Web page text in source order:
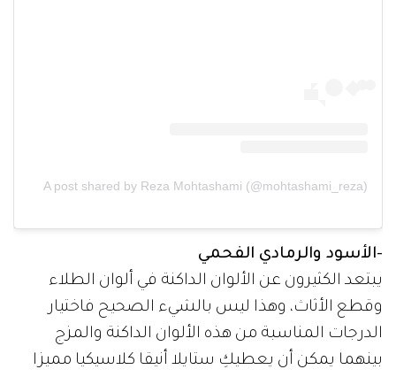
A post shared by Reza Mohtashami (@mohtashami_reza)
-الأسود والرمادي الفحمي
يبتعد الكثيرون عن الألوان الداكنة في ألوان الطلاء
وقطع الأثاث، وهذا ليس بالشيء الصحيح فاختيار
الدرجات المناسبة من هذه الألوان الداكنة والمزج
بينهما يمكن أن يعطيكِ ستايلا أنيقا كلاسيكيا مميزا